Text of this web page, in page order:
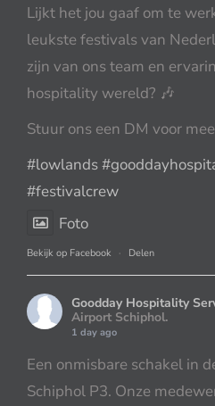
Lijkt het jou gaaf om te
leukste festivals van
zijn van ons team en
hospitality wereld? 🎶
Stuur ons een DM voor
#lowlands
#festivalcrew
Foto
Bekijk op Facebook · Delen
Goodday Hospitality
Airport Schiphol.
1 day ago
Een onmisbare schakel in
Schiphol P3. Onze